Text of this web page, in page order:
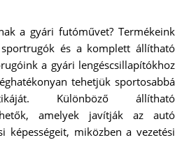
a gyári futóművet? Termékeink
és a komplett állítható
a gyári lengéscsillapítókhoz
tehetjük sportosabbá
Különböző állítható
amelyek javítják az autó
képességeit, miközben a vezetési